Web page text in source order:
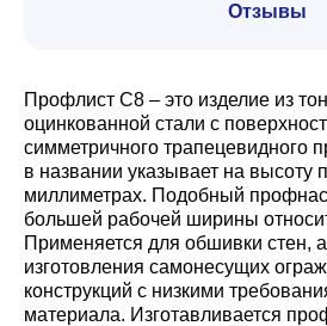
Отзывы
Профлист С8 – это изделие из
оцинкованной стали с
симметричного трапецевидного
в названии указывает на высоту
миллиметрах. Подобный
большей рабочей ширины
Применяется для обшивки стен,
изготовления самонесущих
конструкций с низкими
материала. Изготавливается